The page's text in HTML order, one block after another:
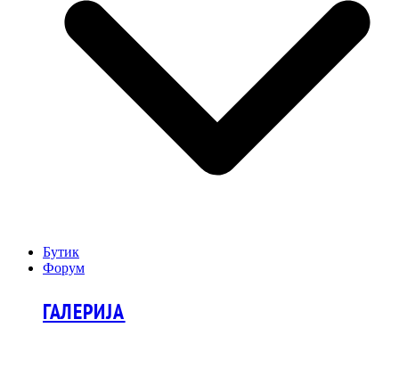
Бутик
Форум
ГАЛЕРИЈА